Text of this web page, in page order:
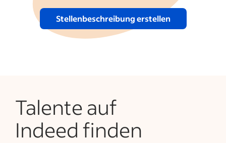
Stellenbeschreibung erstellen
Talente auf
Indeed finden